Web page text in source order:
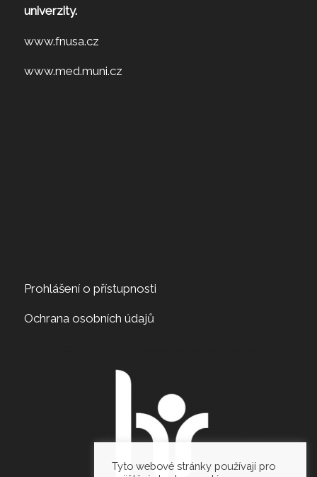
univerzity.
www.fnusa.cz
www.med.muni.cz
Prohlášení o přístupnosti
Ochrana osobních údajů
Tyto webové stránky používají pro